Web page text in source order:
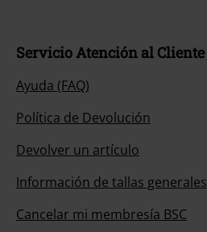
Servicio Atención al Cliente
Ayuda (FAQ)
Política de Devolución
Devolver un artículo
Información de tallas generales
Cancelar mi membresía BSC